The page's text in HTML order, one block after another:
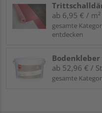
ab 6,95 € / m²
gesamte
entdecken
Bodenkleber
ab 52,96 € /
gesamte